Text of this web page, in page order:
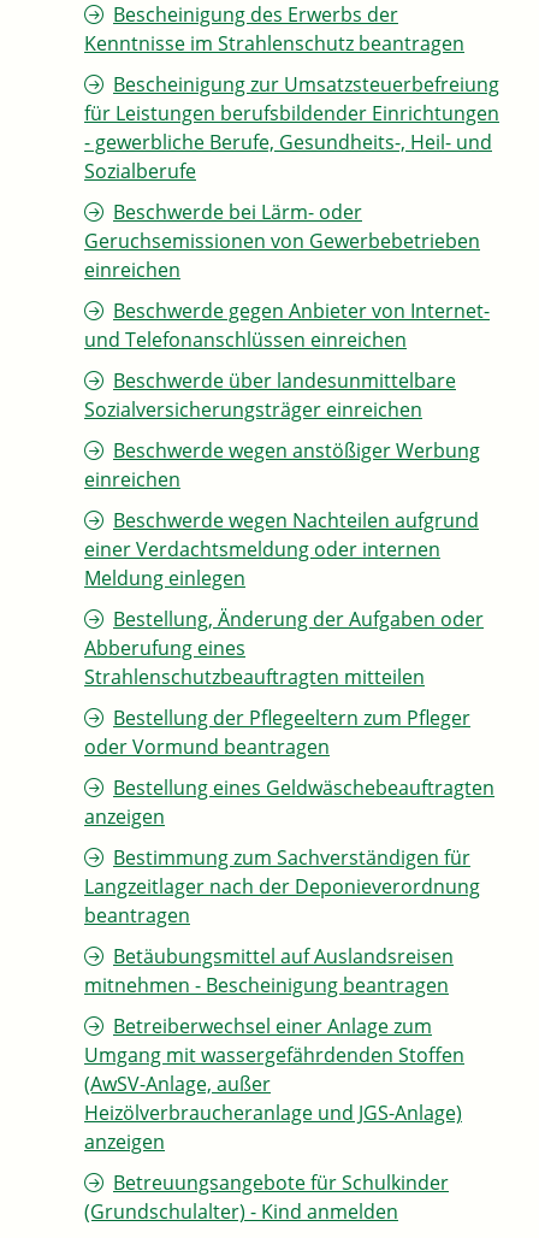
Bescheinigung des Erwerbs der
Kenntnisse im Strahlenschutz beantragen
Bescheinigung zur Umsatzsteuerbefreiung
für Leistungen berufsbildender Einrichtungen
- gewerbliche Berufe, Gesundheits-, Heil- und
Sozialberufe
Beschwerde bei Lärm- oder
Geruchsemissionen von Gewerbebetrieben
einreichen
Beschwerde gegen Anbieter von Internet-
und Telefonanschlüssen einreichen
Beschwerde über landesunmittelbare
Sozialversicherungsträger einreichen
Beschwerde wegen anstößiger Werbung
einreichen
Beschwerde wegen Nachteilen aufgrund
einer Verdachtsmeldung oder internen
Meldung einlegen
Bestellung, Änderung der Aufgaben oder
Abberufung eines
Strahlenschutzbeauftragten mitteilen
Bestellung der Pflegeeltern zum Pfleger
oder Vormund beantragen
Bestellung eines Geldwäschebeauftragten
anzeigen
Bestimmung zum Sachverständigen für
Langzeitlager nach der Deponieverordnung
beantragen
Betäubungsmittel auf Auslandsreisen
mitnehmen - Bescheinigung beantragen
Betreiberwechsel einer Anlage zum
Umgang mit wassergefährdenden Stoffen
(AwSV-Anlage, außer
Heizölverbraucheranlage und JGS-Anlage)
anzeigen
Betreuungsangebote für Schulkinder
(Grundschulalter) - Kind anmelden